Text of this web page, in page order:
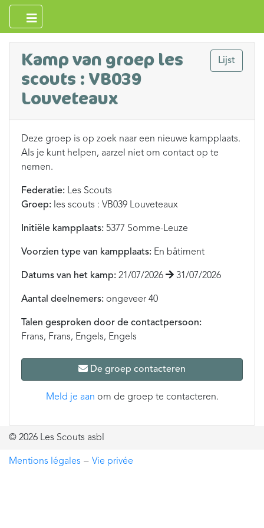
Lijst
Kamp van groep les
scouts : VB039
Louveteaux
Deze groep is op zoek naar een nieuwe kampplaats.
Als je kunt helpen, aarzel niet om contact op te
nemen.
Federatie: Les Scouts
Groep: les scouts : VB039 Louveteaux
Initiële kampplaats: 5377 Somme-Leuze
Voorzien type van kampplaats: En bâtiment
Datums van het kamp: 21/07/2026 31/07/2026
Aantal deelnemers: ongeveer 40
Talen gesproken door de contactpersoon:
Frans, Frans, Engels, Engels
De groep contacteren
Meld je aan om de groep te contacteren.
© 2026 Les Scouts asbl
Mentions légales − Vie privée